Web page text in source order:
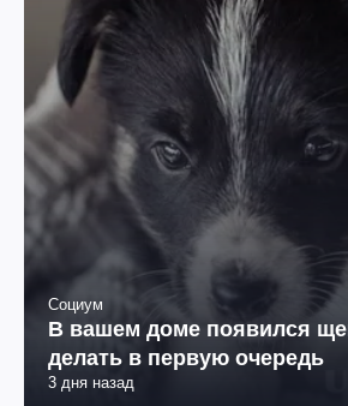
Социум
В вашем доме появился
делать в первую очередь
3 дня назад